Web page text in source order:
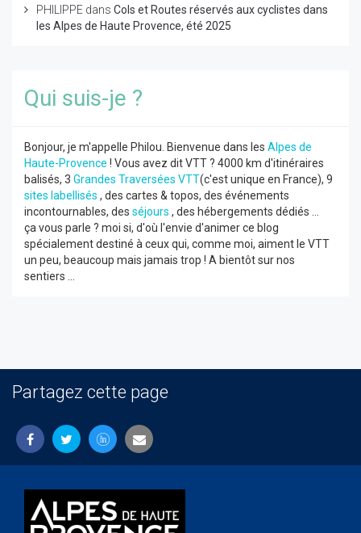
PHILIPPE dans Cols et Routes réservés aux cyclistes dans
les Alpes de Haute Provence, été 2025
Qui suis-je ?
Bonjour, je m'appelle Philou. Bienvenue dans les Alpes de
Haute-Provence ! Vous avez dit VTT ? 4000 km d'itinéraires
balisés, 3 Grandes Traversées VTT(c'est unique en France), 9
sites labellisés , des cartes & topos, des événements
incontournables, des séjours , des hébergements dédiés ...
ça vous parle ? moi si, d'où l'envie d'animer ce blog
spécialement destiné à ceux qui, comme moi, aiment le VTT
un peu, beaucoup mais jamais trop ! A bientôt sur nos
sentiers ...
Partagez cette page